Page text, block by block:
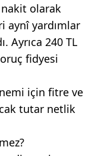
olarak
aynî yardımlar
Ayrıca 240 TL
fidyesi
için fitre ve
tutar netlik